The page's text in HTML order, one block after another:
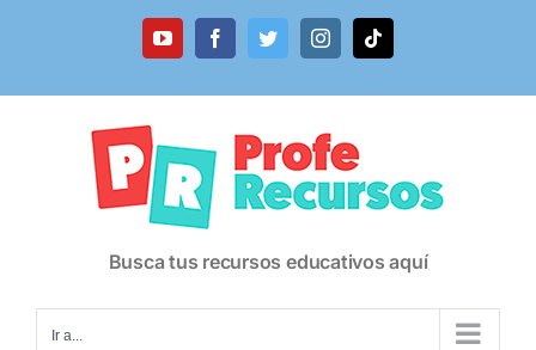
YouTubeFacebookTwitterInstagramTiktok
Busca tus recursos educativos aquí
Ir a...